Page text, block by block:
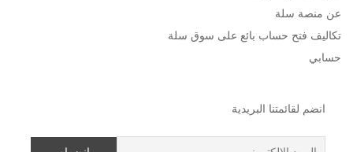
عن منصة سلة
تكاليف فتح حساب بائع على سوق سلة
حسابي
انضم لقائمتنا البريدية